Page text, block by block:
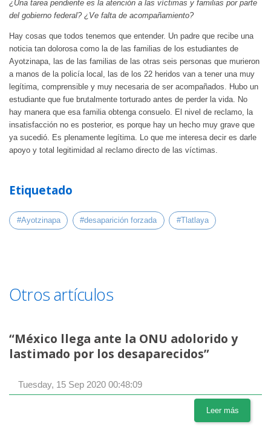
¿Una tarea pendiente es la atención a las víctimas y familias por parte
del gobierno federal? ¿Ve falta de acompañamiento?
Hay cosas que todos tenemos que entender. Un padre que recibe una
noticia tan dolorosa como la de las familias de los estudiantes de
Ayotzinapa, las de las familias de las otras seis personas que murieron
a manos de la policía local, las de los 22 heridos van a tener una muy
legítima, comprensible y muy necesaria de ser acompañados. Hubo un
estudiante que fue brutalmente torturado antes de perder la vida. No
hay manera que esa familia obtenga consuelo. El nivel de reclamo, la
insatisfacción no es posterior, es porque hay un hecho muy grave que
ya sucedió. Es plenamente legítima. Lo que me interesa decir es darle
apoyo y total legitimidad al reclamo directo de las víctimas.
Etiquetado
#Ayotzinapa #desaparición forzada #Tlatlaya
Otros artículos
“México llega ante la ONU adolorido y
lastimado por los desaparecidos”
Tuesday, 15 Sep 2020 00:48:09
Leer más